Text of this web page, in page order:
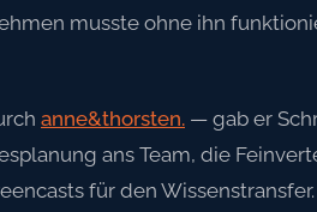
musste ohne ihn
anne&thorsten. — gab er
ans Team, die
für den